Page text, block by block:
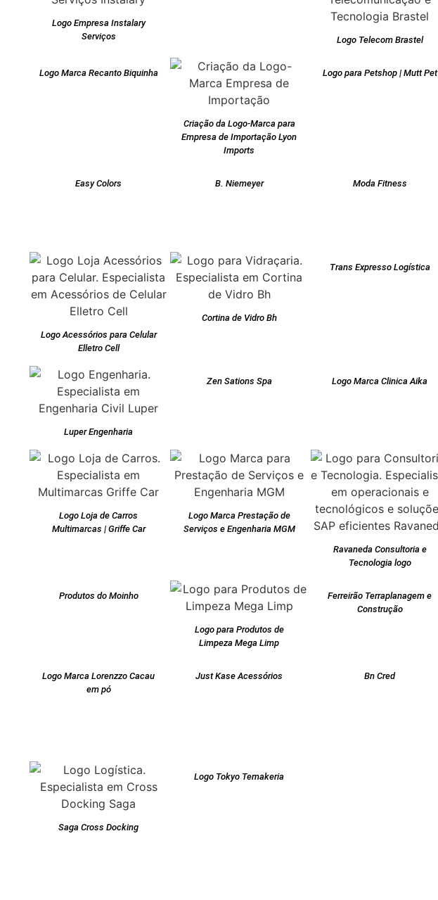
Logo Empresa Instalary
Serviços
Logo Telecom Brastel
Logo Marca Recanto Biquinha
Criação da Logo-Marca para
Empresa de Importação Lyon
Imports
Logo para Petshop | Mutt Pet
Easy Colors B. Niemeyer Moda Fitness
Logo Acessórios para Celular
Elletro Cell
Cortina de Vidro Bh
Trans Expresso Logística
Luper Engenharia
Zen Sations Spa Logo Marca Clinica Aika
Logo Loja de Carros
Multimarcas | Griffe Car
Logo Marca Prestação de
Serviços e Engenharia MGM
Ravaneda Consultoria e
Tecnologia logo
Produtos do Moinho
Logo para Produtos de
Limpeza Mega Limp
Ferreirão Terraplanagem e
Construção
Logo Marca Lorenzzo Cacau
em pó
Just Kase Acessórios Bn Cred
Saga Cross Docking
Logo Tokyo Temakeria